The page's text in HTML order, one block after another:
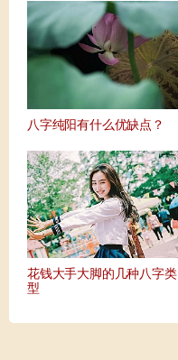
八字纯阳有什么优缺点？
花钱大手大脚的几种八字类
型